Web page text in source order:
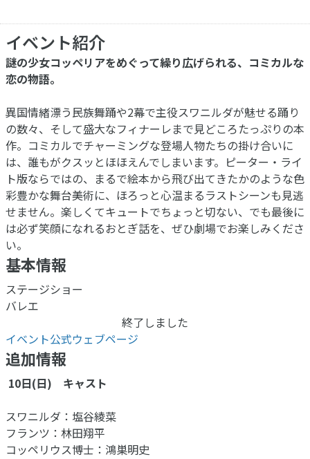
イベント紹介
謎の少女コッペリアをめぐって繰り広げられる、コミカルな
恋の物語。
異国情緒漂う民族舞踊や2幕で主役スワニルダが魅せる踊り
の数々、そして盛大なフィナーレまで見どころたっぷりの本
作。コミカルでチャーミングな登場人物たちの掛け合いに
は、誰もがクスッとほほえんでしまいます。ピーター・ライ
ト版ならではの、まるで絵本から飛び出てきたかのような色
彩豊かな舞台美術に、ほろっと心温まるラストシーンも見逃
せません。楽しくてキュートでちょっと切ない、でも最後に
は必ず笑顔になれるおとぎ話を、ぜひ劇場でお楽しみくださ
い。
基本情報
ステージショー
バレエ
終了しました
イベント公式ウェブページ
追加情報
10日(日) キャスト
スワニルダ：塩谷綾菜
フランツ：林田翔平
コッペリウス博士：鴻巣明史